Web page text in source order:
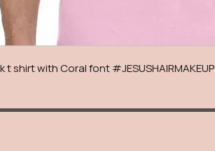
t shirt with Coral font #JESUSHAIRMAKEUP